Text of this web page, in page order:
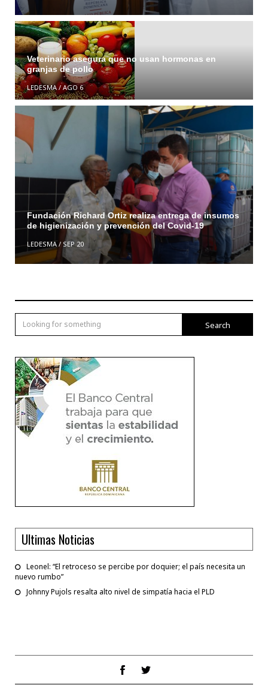
Veterinario asegura que no usan hormonas en
granjas de pollo
LEDESMA/ AGO 6
Fundación Richard Ortiz realiza entrega de insumos
de higienización y prevención del Covid-19
LEDESMA/ SEP 20
Search
Ultimas Noticias
Leonel: “El retroceso se percibe por doquier; el país necesita un
nuevo rumbo”
Johnny Pujols resalta alto nivel de simpatía hacia el PLD